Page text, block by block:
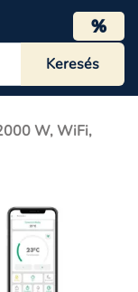
%
W, WiFi,